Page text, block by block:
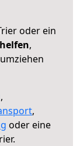
oder ein
,
,
,
oder eine